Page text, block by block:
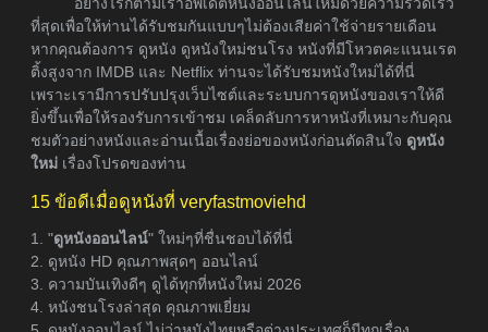
ที่สุดเพื่อให้ท่านได้รับชมกันแบบๆไม่ต้องเสียค่าใช้จ่ายรายเดือน
หากคุณต้องการ ดูหนัง ดูหนังใหม่ชนโรง หนังที่มีโหวตคะแนนเรต
ติ้งสูงจาก IMDB และ Netflix ท่านจะได้รับชมหนังใหม่ได้ที่นี่
เพราะเรามีการปรับปรุงเว็บไซต์และระบบการดูหนังของเราให้ดี
ยิ่งขึ้นเพื่อให้รองรับการเข้าชม เคล็ดลับการหาหนังที่เหมาะกับคุณ
ชมตัวอย่างหนังและอ่านเนื้อเรื่องย่อของหนังก่อนตัดสินใจ ดูหนัง
ใหม่ เรื่องโปรดของท่าน
15 ข้อดีเมื่อดูหนังที่ veryfastmoviehd
1. "ดูหนังออนไลน์" ใหม่ๆที่ชื่นชอบได้ที่นี่
2. ดูหนัง HD คุณภาพสุดๆ ออนไลน์
3. ความบันเทิงดีๆ ดูได้ทุกที่หนังใหม่ 2026
4. หนังชนโรงล่าสุด คุณภาพเยี่ยม